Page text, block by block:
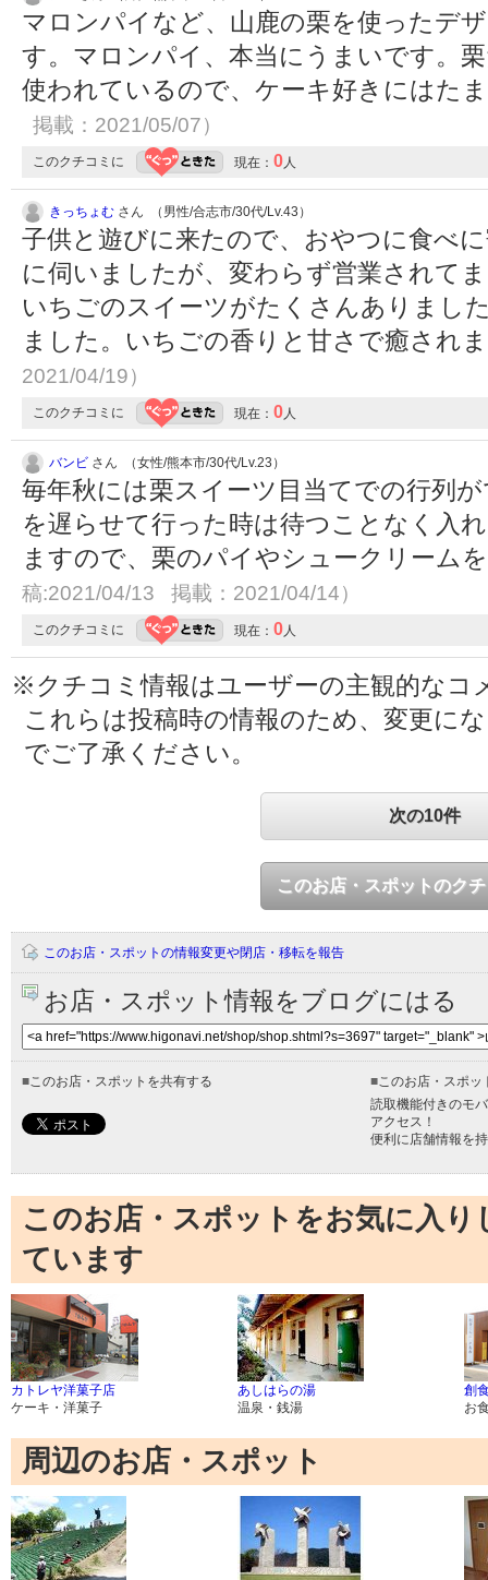
マロンパイなど、山鹿の栗を使ったデ
す。マロンパイ、本当にうまいです。
使われているので、ケーキ好きにはた
掲載：2021/05/07）
このクチコミに 現在： 0人
きっちょむ さん （男性/合志市/30代/Lv.43）
子供と遊びに来たので、おやつに食べ
に伺いましたが、変わらず営業されて
いちごのスイーツがたくさんありまし
ました。いちごの香りと甘さで癒され
2021/04/19）
このクチコミに 現在： 0人
バンビ さん （女性/熊本市/30代/Lv.23）
毎年秋には栗スイーツ目当てでの行列
を遅らせて行った時は待つことなく入
ますので、栗のパイやシュークリーム
稿:2021/04/13 掲載：2021/04/14）
このクチコミに 現在： 0人
※クチコミ情報はユーザーの主観的なコ
これらは投稿時の情報のため、変更に
でご了承ください。
次の10件
このお店・スポットのク
このお店・スポットの情報変更や閉店・移転を報告
お店・スポット情報をブログにはる
■このお店・スポットを共有する ■このお店・スポッ
読取機能付きのモ
アクセス！
便利に店舗情報を
このお店・スポットをお気に入
ています
カトレヤ洋菓子店
ケーキ・洋菓子
あしはらの湯
温泉・銭湯
創
お
周辺のお店・スポット